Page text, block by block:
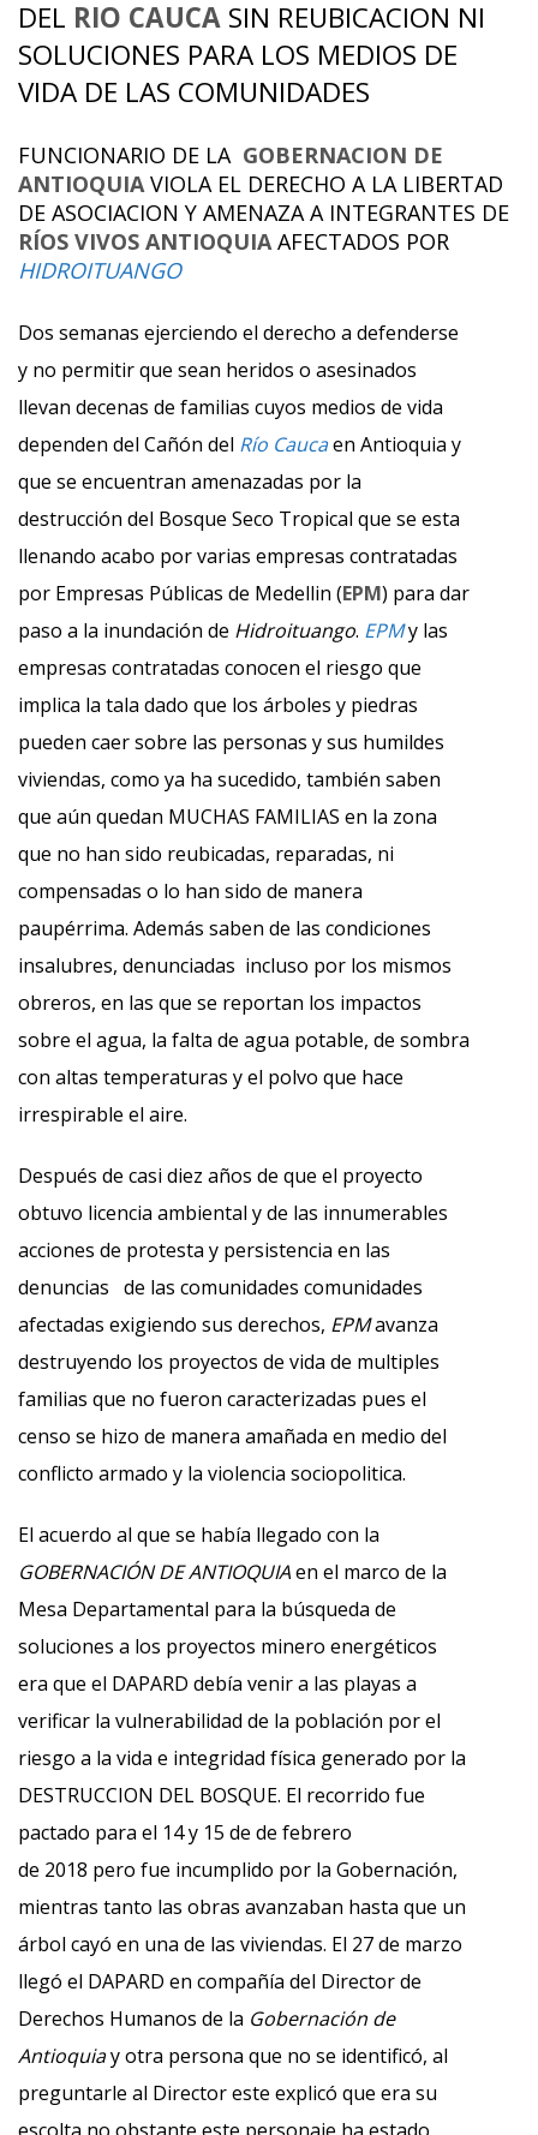
DEL RIO CAUCA SIN REUBICACION NI
SOLUCIONES PARA LOS MEDIOS DE
VIDA DE LAS COMUNIDADES
FUNCIONARIO DE LA GOBERNACION DE
ANTIOQUIA VIOLA EL DERECHO A LA LIBERTAD
DE ASOCIACION Y AMENAZA A INTEGRANTES DE
RÍOS VIVOS ANTIOQUIA AFECTADOS POR
HIDROITUANGO
Dos semanas ejerciendo el derecho a defenderse
y no permitir que sean heridos o asesinados
llevan decenas de familias cuyos medios de vida
dependen del Cañón del Río Caucaen Antioquia y
que se encuentran amenazadas por la
destrucción del Bosque Seco Tropical que se esta
llenando acabo por varias empresas contratadas
por Empresas Públicas de Medellin (EPM) para dar
paso a la inundación de Hidroituango. EPMy las
empresas contratadas conocen el riesgo que
implica la tala dado que los árboles y piedras
pueden caer sobre las personas y sus humildes
viviendas, como ya ha sucedido, también saben
que aún quedan MUCHAS FAMILIAS en la zona
que no han sido reubicadas, reparadas, ni
compensadas o lo han sido de manera
paupérrima. Además saben de las condiciones
insalubres, denunciadas incluso por los mismos
obreros, en las que se reportan los impactos
sobre el agua, la falta de agua potable, de sombra
con altas temperaturas y el polvo que hace
irrespirable el aire.
Después de casi diez años de que el proyecto
obtuvo licencia ambiental y de las innumerables
acciones de protesta y persistencia en las
denuncias de las comunidades comunidades
afectadas exigiendo sus derechos, EPMavanza
destruyendo los proyectos de vida de multiples
familias que no fueron caracterizadas pues el
censo se hizo de manera amañada en medio del
conflicto armado y la violencia sociopolitica.
El acuerdo al que se había llegado con la
GOBERNACIÓN DE ANTIOQUIAen el marco de la
Mesa Departamental para la búsqueda de
soluciones a los proyectos minero energéticos
era que el DAPARD debía venir a las playas a
verificar la vulnerabilidad de la población por el
riesgo a la vida e integridad física generado por la
DESTRUCCION DEL BOSQUE. El recorrido fue
pactado para el 14 y 15 de de febrero
de 2018 pero fue incumplido por la Gobernación,
mientras tanto las obras avanzaban hasta que un
árbol cayó en una de las viviendas. El 27 de marzo
llegó el DAPARD en compañía del Director de
Derechos Humanos de la Gobernación de
Antioquiay otra persona que no se identificó, al
preguntarle al Director este explicó que era su
escolta no obstante este personaje ha estado